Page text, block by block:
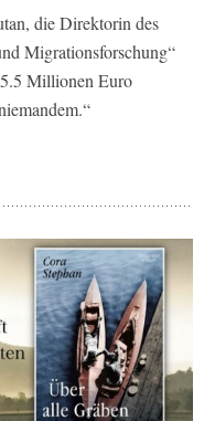
die Direktorin des
Migrationsforschung“
Millionen Euro